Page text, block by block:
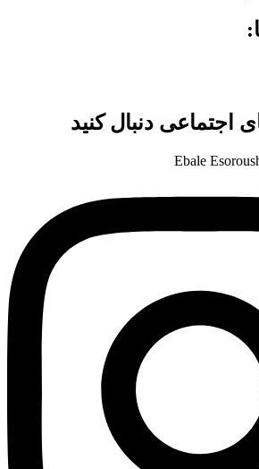
اجتماعی دنبال کنید
Ebale